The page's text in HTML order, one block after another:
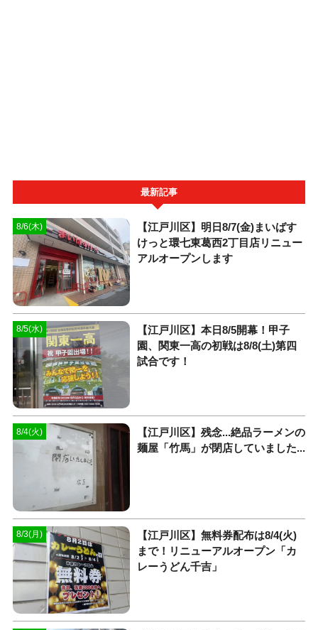
最新記事
8/6(木)
【江戸川区】明日8/7(金)まいばす
けっと環七東葛西2丁目店リニュー
アルオープンします
8/5(水)
【江戸川区】本日8/5開幕！甲子
園、関東一高の初戦は8/8(土)第四
試合です！
8/4(火)
【江戸川区】残念...絶品ラーメンの
麺屋「竹馬」が閉店していました...
8/3(月)
【江戸川区】無料券配布は8/4(火)
まで！リニューアルオープン「カ
レーうどん千吉」